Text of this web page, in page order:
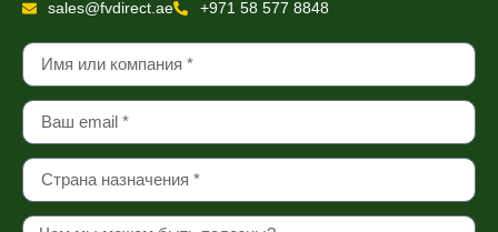
sales@fvdirect.ae +971 58 577 8848